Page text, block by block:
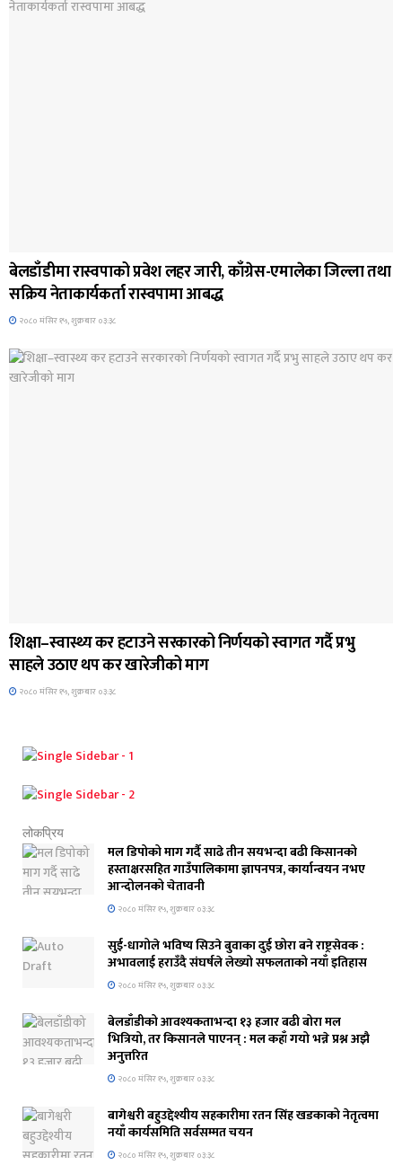
बेलडाँडीमा रास्वपाको प्रवेश लहर जारी, काँग्रेस-एमालेका जिल्ला तथा
सक्रिय नेताकार्यकर्ता रास्वपामा आबद्ध
२०८० मंसिर १५, शुक्रबार ०३:३८
शिक्षा–स्वास्थ्य कर हटाउने सरकारको निर्णयको स्वागत गर्दै प्रभु
साहले उठाए थप कर खारेजीको माग
२०८० मंसिर १५, शुक्रबार ०३:३८
लोकप्रिय
मल डिपोको माग गर्दै साढे तीन सयभन्दा बढी किसानको
हस्ताक्षरसहित गाउँपालिकामा ज्ञापनपत्र, कार्यान्वयन नभए
आन्दोलनको चेतावनी
२०८० मंसिर १५, शुक्रबार ०३:३८
सुई-धागोले भविष्य सिउने बुवाका दुई छोरा बने राष्ट्रसेवक :
अभावलाई हराउँदै संघर्षले लेख्यो सफलताको नयाँ इतिहास
२०८० मंसिर १५, शुक्रबार ०३:३८
बेलडाँडीको आवश्यकताभन्दा १३ हजार बढी बोरा मल
भित्रियो, तर किसानले पाएनन् : मल कहाँ गयो भन्ने प्रश्न अझै
अनुत्तरित
२०८० मंसिर १५, शुक्रबार ०३:३८
बागेश्वरी बहुउद्देश्यीय सहकारीमा रतन सिंह खडकाको नेतृत्वमा
नयाँ कार्यसमिति सर्वसम्मत चयन
२०८० मंसिर १५, शुक्रबार ०३:३८